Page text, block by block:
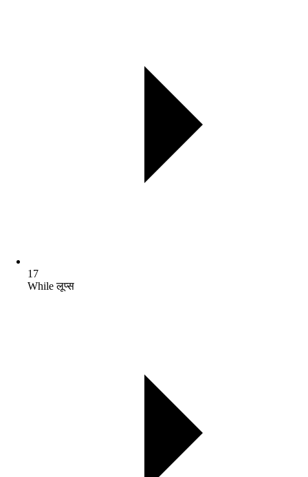
17
While लूप्स